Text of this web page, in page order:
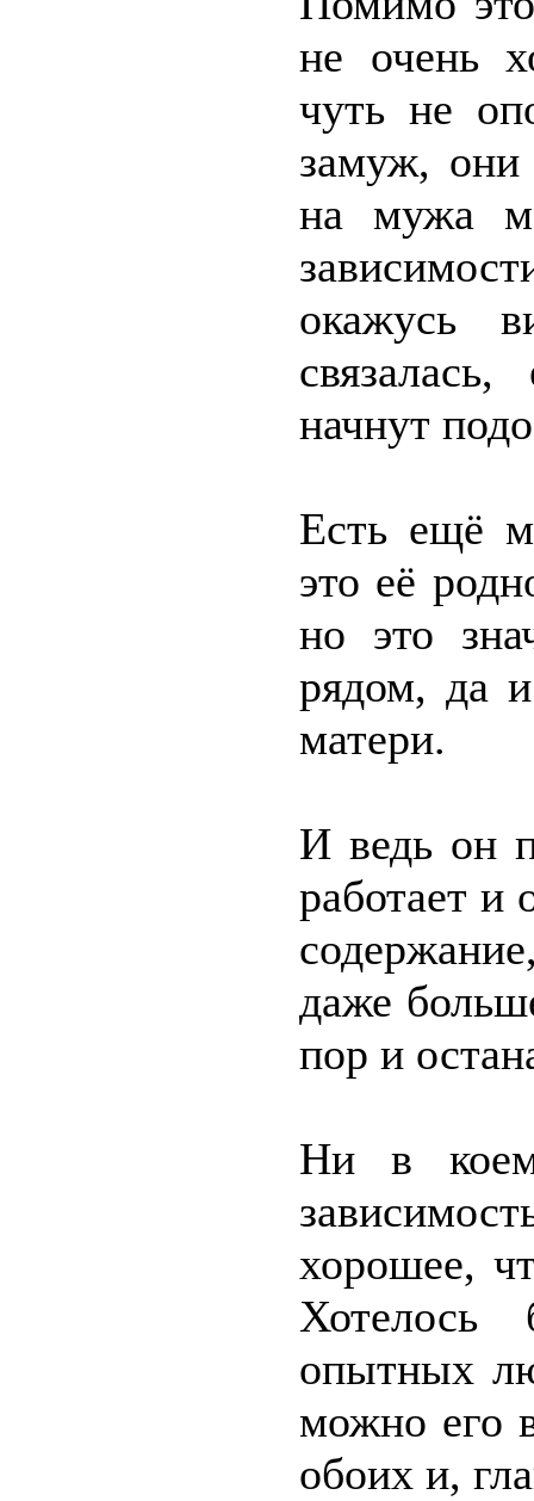
не очень
чуть не
замуж,
на мужа
окажусь
начнут
Есть ещё
это её
но это
рядом, да
матери.
И ведь он
работает и
даже
пор и
Ни в
хорошее,
опытных
можно его
обоих и,